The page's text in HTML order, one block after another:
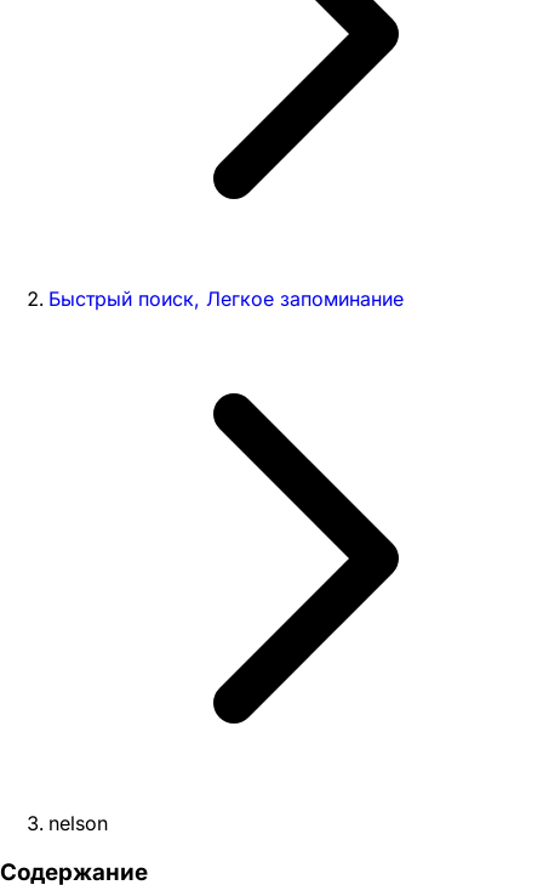
Быстрый поиск, Легкое запоминание
nelson
Содержание